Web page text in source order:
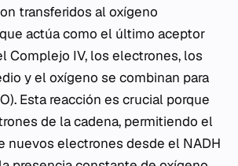
transferidos al oxígeno
actúa como el último aceptor
Complejo IV, los electrones, los
y el oxígeno se combinan para
Esta reacción es crucial porque
de la cadena, permitiendo el
nuevos electrones desde el NADH